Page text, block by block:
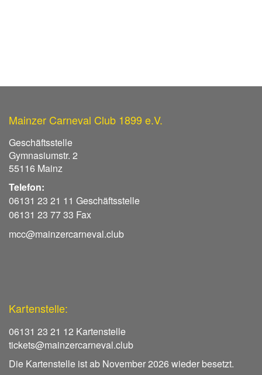
Mainzer Carneval Club 1899 e.V.
Geschäftsstelle
Gymnasiumstr. 2
55116 Mainz
Telefon:
06131 23 21 11 Geschäftsstelle
06131 23 77 33 Fax
mcc@mainzercarneval.club
Kartenstelle:
06131 23 21 12 Kartenstelle
tickets@mainzercarneval.club
Die Kartenstelle ist ab November 2026 wieder besetzt.